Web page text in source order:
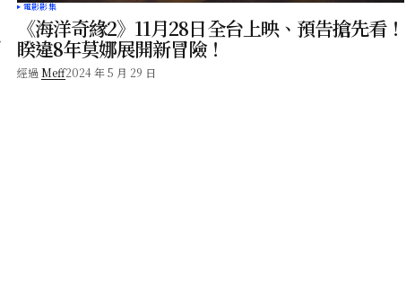
電影影集
《海洋奇緣2》11月28日全台上映、預告搶先看！
睽違8年莫娜展開新冒險！
經過 Meff2024 年 5 月 29 日